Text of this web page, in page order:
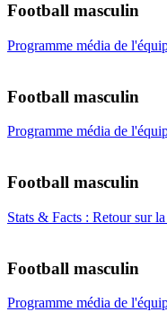
Football masculin
Programme média de
Football masculin
Programme média de
Football masculin
Stats & Facts : Retour sur
Football masculin
Programme média de